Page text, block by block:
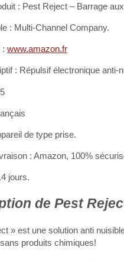
: Pest Reject – Barrage
: Multi-Channel Company.
: www.amazon.fr
: Répulsif électronique anti-
de type prise.
: Amazon, 100%
jours.
de Pest
» est une solution anti
produits chimiques!